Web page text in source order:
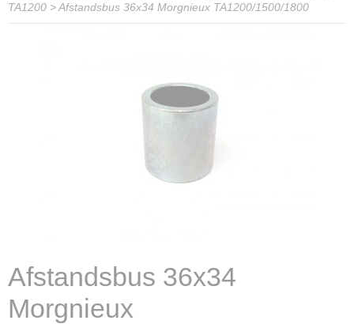
TA1200 >Afstandsbus 36x34 Morgnieux TA1200/1500/1800
Afstandsbus 36x34
Morgnieux